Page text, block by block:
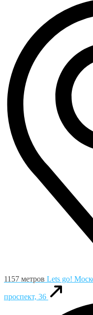
1157 метров Lets go!
проспект, 36